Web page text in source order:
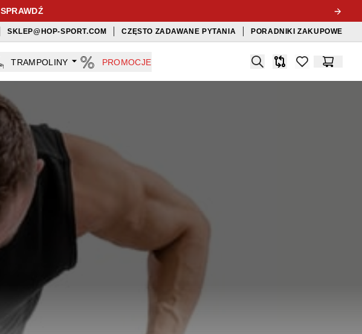
SPRAWDŹ
SKLEP@HOP-SPORT.COM CZĘSTO ZADAWANE PYTANIA PORADNIKI ZAKUPOWE
TRAMPOLINY PROMOCJE Search
Porównywarka
items inKoszyk